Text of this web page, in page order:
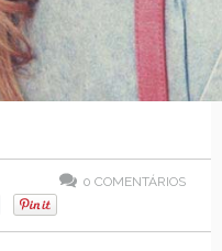
0 COMENTÁRIOS